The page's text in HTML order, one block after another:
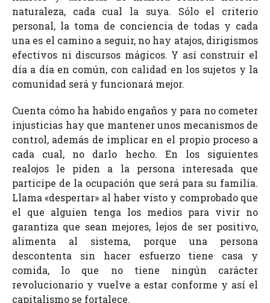
naturaleza, cada cual la suya. Sólo el criterio
personal, la toma de conciencia de todas y cada
una es el camino a seguir, no hay atajos, dirigismos
efectivos ni discursos mágicos. Y así construir el
día a día en común, con calidad en los sujetos y la
comunidad será y funcionará mejor.
Cuenta cómo ha habido engaños y para no cometer
injusticias hay que mantener unos mecanismos de
control, además de implicar en el propio proceso a
cada cual, no darlo hecho. En los siguientes
realojos le piden a la persona interesada que
participe de la ocupación que será para su familia.
Llama «despertar» al haber visto y comprobado que
el que alguien tenga los medios para vivir no
garantiza que sean mejores, lejos de ser positivo,
alimenta al sistema, porque una persona
descontenta sin hacer esfuerzo tiene casa y
comida, lo que no tiene ningún carácter
revolucionario y vuelve a estar conforme y así el
capitalismo se fortalece.